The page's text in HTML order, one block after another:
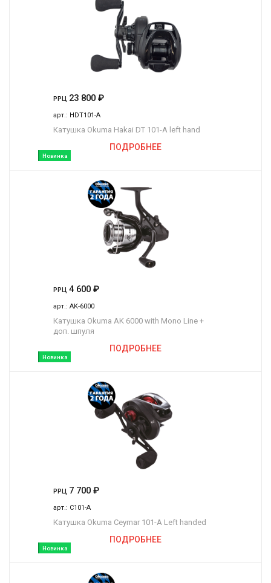
Новинка
РРЦ 23 800 ₽
арт.: HDT101-A
Катушка Okuma Hakai DT 101-A left hand
ПОДРОБНЕЕ
Новинка
РРЦ 4 600 ₽
арт.: AK-6000
Катушка Okuma AK 6000 with Mono Line +
доп. шпуля
ПОДРОБНЕЕ
Новинка
РРЦ 7 700 ₽
арт.: C101-A
Катушка Okuma Ceymar 101-A Left handed
ПОДРОБНЕЕ